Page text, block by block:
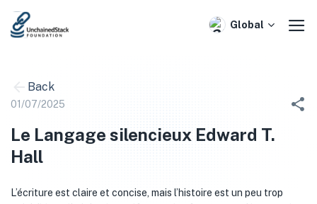
Skip
Global
Back
01/07/2025
Le Langage silencieux Edward T.
Hall
L’écriture est claire et concise, mais l’histoire est un peu trop